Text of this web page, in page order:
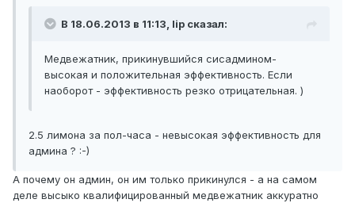
В 18.06.2013 в 11:13, lip сказал:
Медвежатник, прикинувшийся сисадмином-
высокая и положительная эффективность. Если
наоборот - эффективность резко отрицательная. )
2.5 лимона за пол-часа - невысокая эффективность для
админа ? :-)
А почему он админ, он им только прикинулся - а на самом
деле высыко квалифицированный медвежатник аккуратно